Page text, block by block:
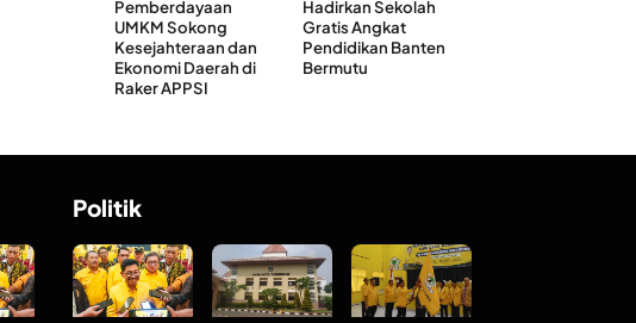
Pemberdayaan
UMKM Sokong
Kesejahteraan dan
Ekonomi Daerah di
Raker APPSI
Hadirkan Sekolah
Gratis Angkat
Pendidikan Banten
Bermutu
Politik